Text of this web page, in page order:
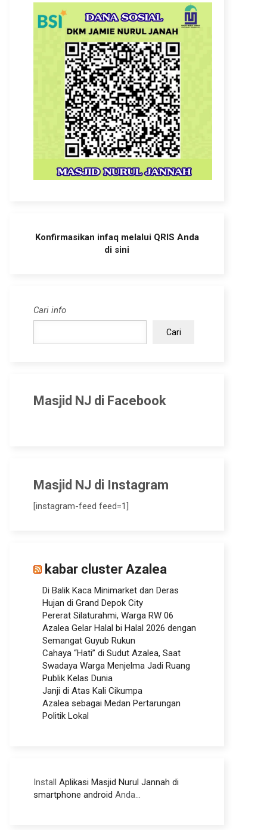
Konfirmasikan infaq melalui QRIS Anda
di sini
Cari info
Cari
Masjid NJ di Facebook
Masjid NJ di Instagram
[instagram-feed feed=1]
kabar cluster Azalea
Di Balik Kaca Minimarket dan Deras
Hujan di Grand Depok City
Pererat Silaturahmi, Warga RW 06
Azalea Gelar Halal bi Halal 2026 dengan
Semangat Guyub Rukun
Cahaya “Hati” di Sudut Azalea, Saat
Swadaya Warga Menjelma Jadi Ruang
Publik Kelas Dunia
Janji di Atas Kali Cikumpa
Azalea sebagai Medan Pertarungan
Politik Lokal
Install Aplikasi Masjid Nurul Jannah di
smartphone android Anda...